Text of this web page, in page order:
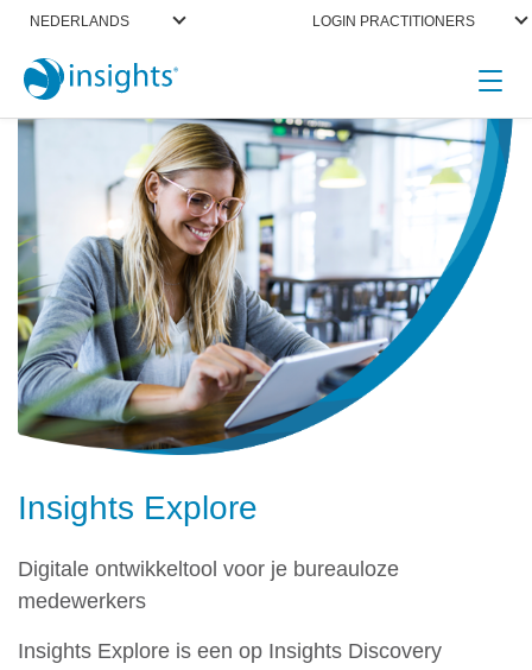
NEDERLANDS LOGIN PRACTITIONERS
Insights Explore
Digitale ontwikkeltool voor je bureauloze
medewerkers
Insights Explore is een op Insights Discovery